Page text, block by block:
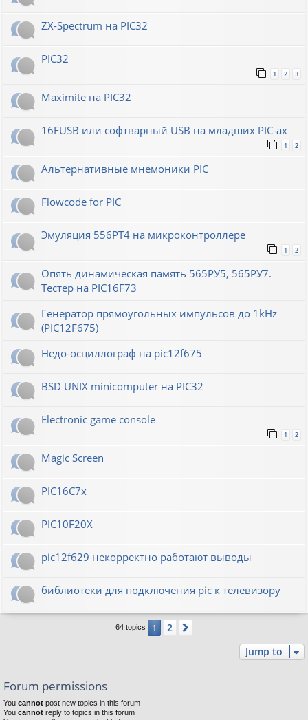
ZX-Spectrum на PIC32
PIC32
1 2 3
Maximite на PIC32
16FUSB или софтварный USB на младших PIC-ах
1 2
Альтернативные мнемоники PIC
Flowcode for PIC
Эмуляция 556РТ4 на микроконтроллере
1 2
Опять динамическая память 565РУ5, 565РУ7.
Тестер на PIC16F73
Генератор прямоугольных импульсов до 1kHz
(PIC12F675)
Недо-осциллограф на pic12f675
BSD UNIX minicomputer на PIC32
Electronic game console
1 2
Magic Screen
PIC16C7x
PIC10F20Х
pic12f629 некорректно работают выводы
библиотеки для подключения pic к телевизору
64 topics 1 2
Jump to
Forum permissions
You cannot post new topics in this forum
You cannot reply to topics in this forum